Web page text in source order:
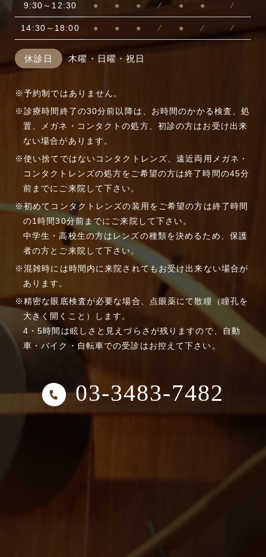
9:30～12:30 ● ● ● ⁄ ● ● ⁄
14:30～18:00 ● ● ● ⁄ ● ⁄ ⁄
休診日 木曜・日曜・祝日
予約制ではありません。
診療時間終了の30分前以降は、お時間のかかる検査、処
置、メガネ・コンタクトの処方、初診の方はお受け出来
ない場合があります。
使い捨てではないコンタクトレンズ、遠近両用メガネ・
コンタクトレンズの処方をご希望の方は終了時間の45分
前までにご来院して下さい。
初めてコンタクトレンズの装用をご希望の方は終了時間
の1時間30分前までにご来院して下さい。
中学生・高校生の方はレンズの種類を決めるため、保護
者の方とご来院して下さい。
混雑時には時間内に来院されてもお受け出来ない場合が
あります。
精密な眼底検査が必要な場合、点眼薬にて散瞳（瞳孔を
大きく開くこと）します。
4・5時間は眩しさと見えづらさが残りますので、自動
車・バイク・自転車での受診はお控えて下さい。
03-3483-7482